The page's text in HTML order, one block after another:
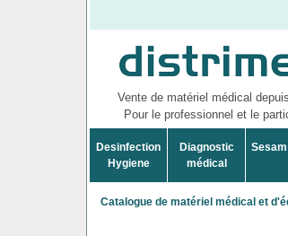
Vente de matériel médical
Pour le professionnel et le
Desinfection
Hygiene
Diagnostic
médical
Catalogue de matériel médical et